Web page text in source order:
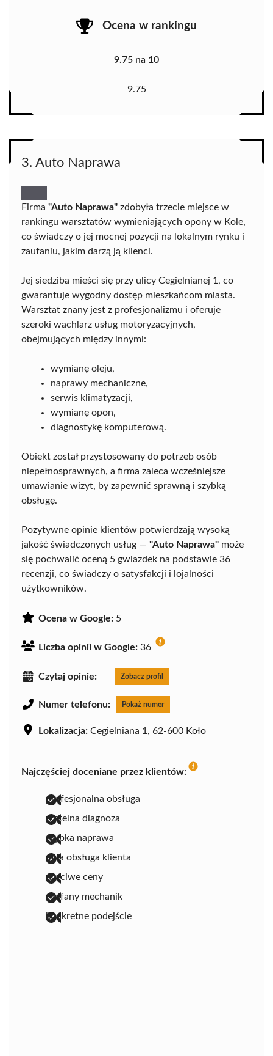
Ocena w rankingu
9.75 na 10
9.75
3. Auto Naprawa
Firma "Auto Naprawa" zdobyła trzecie miejsce w
rankingu warsztatów wymieniających opony w Kole,
co świadczy o jej mocnej pozycji na lokalnym rynku i
zaufaniu, jakim darzą ją klienci.
Jej siedziba mieści się przy ulicy Cegielnianej 1, co
gwarantuje wygodny dostęp mieszkańcom miasta.
Warsztat znany jest z profesjonalizmu i oferuje
szeroki wachlarz usług motoryzacyjnych,
obejmujących między innymi:
wymianę oleju,
naprawy mechaniczne,
serwis klimatyzacji,
wymianę opon,
diagnostykę komputerową.
Obiekt został przystosowany do potrzeb osób
niepełnosprawnych, a firma zaleca wcześniejsze
umawianie wizyt, by zapewnić sprawną i szybką
obsługę.
Pozytywne opinie klientów potwierdzają wysoką
jakość świadczonych usług — "Auto Naprawa" może
się pochwalić oceną 5 gwiazdek na podstawie 36
recenzji, co świadczy o satysfakcji i lojalności
użytkowników.
Ocena w Google: 5
Liczba opinii w Google: 36
Czytaj opinie: Zobacz profil
Numer telefonu: Pokaż numer
Lokalizacja: Cegielniana 1, 62-600 Koło
Najczęściej doceniane przez klientów:
profesjonalna obsługa
rzetelna diagnoza
szybka naprawa
miła obsługa klienta
uczciwe ceny
zaufany mechanik
konkretne podejście